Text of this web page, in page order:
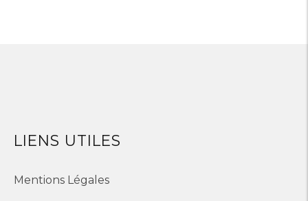
LIENS UTILES
Mentions Légales